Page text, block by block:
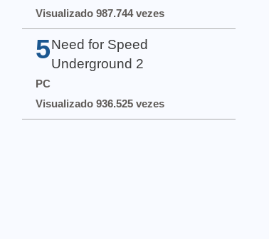
Visualizado 987.744 vezes
5 Need for Speed
Underground 2
PC
Visualizado 936.525 vezes